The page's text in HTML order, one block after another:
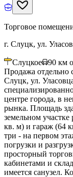
Торговое
г. Слуцк, ул.
Слуцкое 90 км
Продажа отдельно
Слуцк, ул.
центре города, в
рынка. Площадь
земельном
кв. м) и гараж (64
три - на первом
погрузки и
просторный
кабинетами и
имеется санузел.